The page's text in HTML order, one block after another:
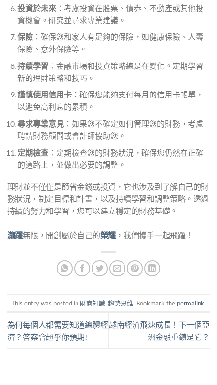
投資於未來：考慮投資在股票、債券、不動產或其他投
資機會。研究並尋求專業建議。
保險：確保您和家人有足夠的保險，如健康保險、人壽
保險、意外保險等。
持續學習 ：金融市場和投資策略總是在變化。定期學習
新的理財策略和技巧。
謹慎使用信用卡：確保您能夠支付每月的信用卡帳單，
以避免高利息的累積。
尋求專業意見：如果您不確定如何管理您的財務，考慮
聘請財務顧問或會計師協助您。
定期檢查：定期檢查您的財務狀況，確保您仍然在正確
的道路上，並做出必要的調整。
理財並不僅僅是節省金錢或投資，它也涉及到了解自己的財
務狀況，制定目標和計畫，以及持續學習和調整策略。透過
持續的努力和學習，您可以建立穩定的財務基礎。
瀧躍無限，開創屬於自己的榮耀 ，我們攜手一起飛躍！
This entry was posted in 財商知識, 趨勢思維. Bookmark the permalink.
為何每個人都需要知道總體經
濟？答案會超乎你預期!
越南經濟飛速成長！下一個亞
洲金融重鎮是它？